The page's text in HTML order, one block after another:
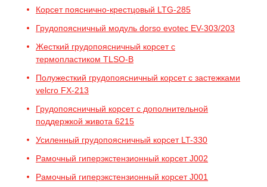
Корсет пояснично-крестцовый LTG-285
Грудопоясничный модуль dorso evotec EV-303/203
Жесткий грудопоясничный корсет с
термопластиком TLSO-B
Полужесткий грудопоясничный корсет с застежками
velcro FX-213
Грудопоясничный корсет с дополнительной
поддержкой живота 6215
Усиленный грудопоясничный корсет LT-330
Рамочный гиперэкстензионный корсет J002
Рамочный гиперэкстензионный корсет J001